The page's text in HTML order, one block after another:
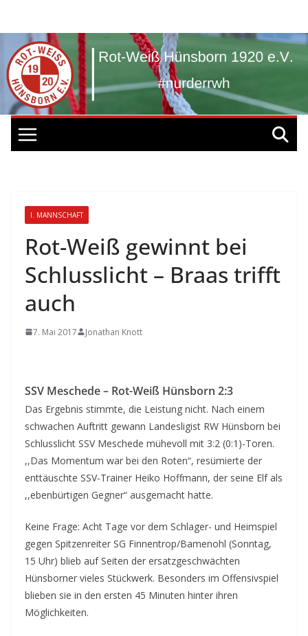
springen
I. MANNSCHAFT
Rot-Weiß gewinnt bei
Schlusslicht – Braas trifft
auch
7. Mai 2017 Jonathan Knott
SSV Meschede – Rot-Weiß Hünsborn 2:3
Das Ergebnis stimmte, die Leistung nicht. Nach einem
schwachen Auftritt gewann Landesligist RW Hünsborn bei
Schlusslicht SSV Meschede mühevoll mit 3:2 (0:1)-Toren.
,,Das Momentum war bei den Roten“, resümierte der
enttäuschte SSV-Trainer Heiko Hoffmann, der seine Elf als
,,ebenbürtigen Gegner“ ausgemacht hatte.
Keine Frage: Acht Tage vor dem Schlager- und Heimspiel
gegen Spitzenreiter SG Finnentrop/Bamenohl (Sonntag,
15 Uhr) blieb auf Seiten der ersatzgeschwächten
Hünsborner vieles Stückwerk. Besonders im Offensivspiel
blieben sie in den ersten 45 Minuten hinter ihren
Möglichkeiten.